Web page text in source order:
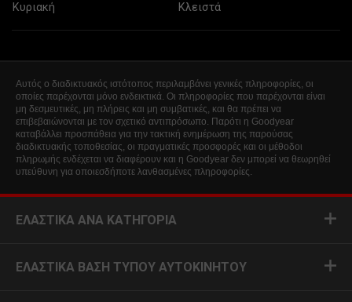
Κυριακή
Κλειστά
Αυτός ο διαδικτυακός ιστότοπος περιλαμβάνει γενικές πληροφορίες, οι
οποίες παρέχονται μόνο ενδεικτικά. Οι πληροφορίες που παρέχονται είναι
μη δεσμευτικές, μη πλήρεις και μη συμβατικές, και θα πρέπει να
επιβεβαιώνονται με τον σχετικό αντιπρόσωπο. Παρότι η Goodyear
καταβάλλει προσπάθεια για την τακτική ενημέρωση της παρούσας
διαδικτυακής τοποθεσίας, οι πραγματικές προσφορές και οι μέθοδοι
πληρωμής ενδέχεται να διαφέρουν και η Goodyear δεν μπορεί να θεωρηθεί
υπεύθυνη για οποιεσδήποτε λανθασμένες πληροφορίες.
ΕΛΑΣΤΙΚΆ ΑΝΆ ΚΑΤΗΓΟΡΊΑ
ΕΛΑΣΤΙΚΆ ΒΆΣΗ ΤΎΠΟΥ ΑΥΤΟΚΙΝΉΤΟΥ